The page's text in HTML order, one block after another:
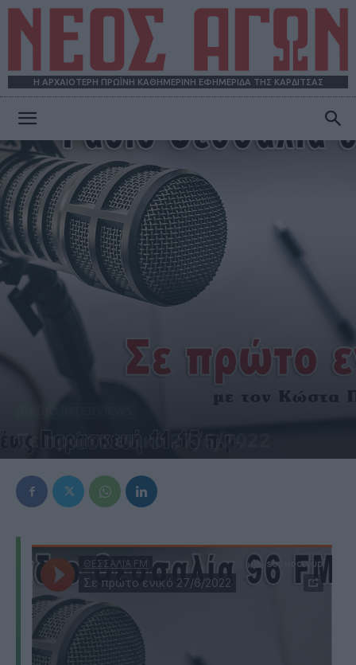
Η ΑΡΧΑΙΟΤΕΡΗ ΠΡΩΪΝΗ ΚΑΘΗΜΕΡΙΝΗ ΕΦΗΜΕΡΙΔΑ ΤΗΣ ΚΑΡΔΙΤΣΑΣ
ΑΓΩΝ